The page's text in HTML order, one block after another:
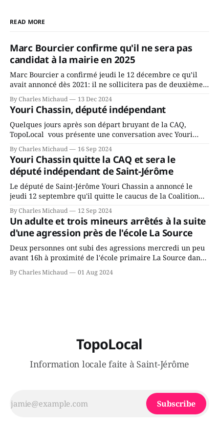
READ MORE
Marc Bourcier confirme qu'il ne sera pas
candidat à la mairie en 2025
Marc Bourcier a confirmé jeudi le 12 décembre ce qu’il
avait annoncé dès 2021: il ne sollicitera pas de deuxième
mandat à titre de maire de Saint-Jérôme. Bourcier en a
fait l’annonce en s’adressant aux employés de la ville,
rassemblés en soirée pour leur traditionnel souper
By Charles Michaud 13 Dec 2024
Youri Chassin, député indépendant
Quelques jours après son départ bruyant de la CAQ,
TopoLocal vous présente une conversation avec Youri
Chassin. Nous avons causé de sa décision. Y songeait-il
depuis longtemps? Sera-t-il candidat indépendant dans 2
ans? Joindrait-il un autre parti, par exemple les
conservateurs d’Éric Duhaime? Que lui
By Charles Michaud 16 Sep 2024
Youri Chassin quitte la CAQ et sera le
député indépendant de Saint-Jérôme
Le député de Saint-Jérôme Youri Chassin a annoncé le
jeudi 12 septembre qu'il quitte le caucus de la Coalition
Avenir Québec de François Legault parce qu'il est déçu du
gouvernement de la CAQ, surtout de son incapacité, qu'il
juge chronique, à offrir des
By Charles Michaud 12 Sep 2024
Un adulte et trois mineurs arrêtés à la suite
d'une agression près de l'école La Source
Deux personnes ont subi des agressions mercredi un peu
avant 16h à proximité de l'école primaire La Source dans
le secteur Bellefeuille de Saint-Jérôme. L'une de deux
victimes aurait été écrasée sous un véhicule et aspergée
By Charles Michaud 01 Aug 2024
TopoLocal
Information locale faite à Saint-Jérôme
Subscribe